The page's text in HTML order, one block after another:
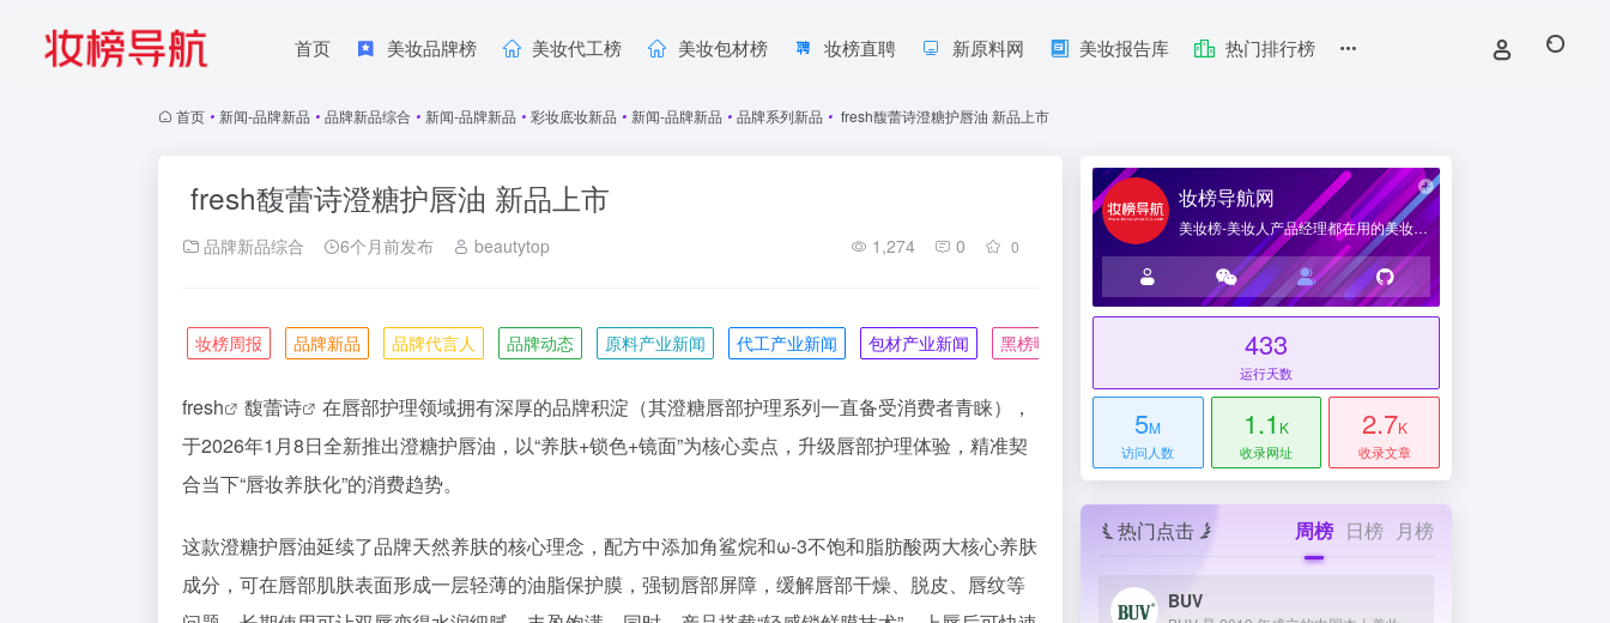
首页 美妆品牌榜 美妆代工榜 美妆包材榜 妆榜直聘 新原料网 美妆报告库 热门排行榜
首页 • 新闻-品牌新品 • 品牌新品综合 • 新闻-品牌新品 • 彩妆底妆新品 • 新闻-品牌新品 • 品牌系列新品 • fresh馥蕾诗澄糖护唇油 新品上市
fresh馥蕾诗澄糖护唇油 新品上市
品牌新品综合 6个月前发布 beautytop 1,274 0 0
妆榜周报 品牌新品 品牌代言人 品牌动态 原料产业新闻 代工产业新闻 包材产业新闻 黑榜曝光台
fresh 馥蕾诗
在唇部护理领域拥有深厚的品牌积淀（其澄糖唇部护理系列一直备受消费者青睐），
于2026年1月8日全新推出澄糖护唇油，以“养肤+锁色+镜面”为核心卖点，升级唇部护理体验，精准契
合当下“唇妆养肤化”的消费趋势。
这款澄糖护唇油延续了品牌天然养肤的核心理念，配方中添加角鲨烷和ω-3不饱和脂肪酸两大核心养肤
成分，可在唇部肌肤表面形成一层轻薄的油脂保护膜，强韧唇部屏障，缓解唇部干燥、脱皮、唇纹等
妆榜导航网
美妆榜-美妆人产品经理都在用的美妆产业导航网站
433
运行天数
5M
访问人数
1.1 K
收录网址
2.7K
收录文章
热门点击 周榜 日榜 月榜
BUV